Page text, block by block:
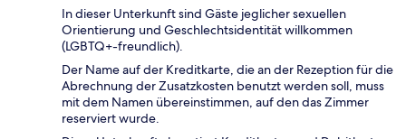
In dieser Unterkunft sind Gäste jeglicher sexuellen
Orientierung und Geschlechtsidentität willkommen
(LGBTQ+-freundlich).
Der Name auf der Kreditkarte, die an der Rezeption für die
Abrechnung der Zusatzkosten benutzt werden soll, muss
mit dem Namen übereinstimmen, auf den das Zimmer
reserviert wurde.